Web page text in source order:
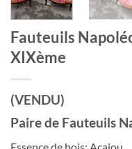
Fauteuils
XIXème
(VENDU)
Paire de Fauteuils